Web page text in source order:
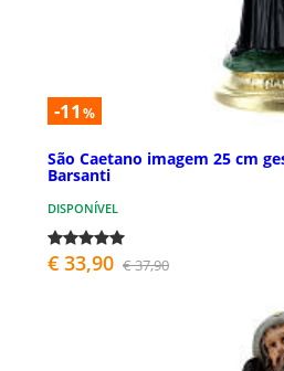
-11 %
São Caetano imagem 25 cm
Barsanti
DISPONÍVEL
€ 33,90 € 37,90